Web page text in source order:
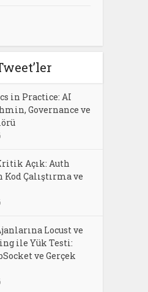
in Practice: AI
Governance ve
Açık: Auth
Kod Çalıştırma ve
Locust ve
ile Yük Testi:
ve Gerçek